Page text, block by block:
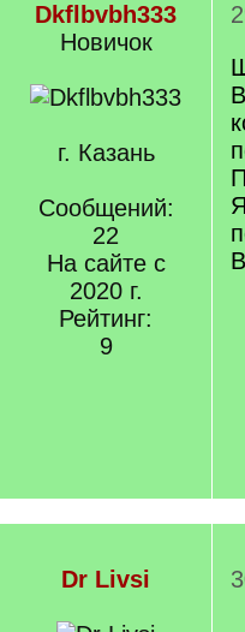
Dkflbvbh333
Новичок
г. Казань
Сообщений:
22
На сайте с
2020 г.
Рейтинг:
9
Dr Livsi